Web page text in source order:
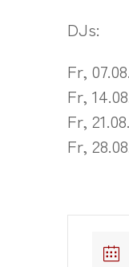
DJs:
Fr,
Fr,
Fr,
Fr,